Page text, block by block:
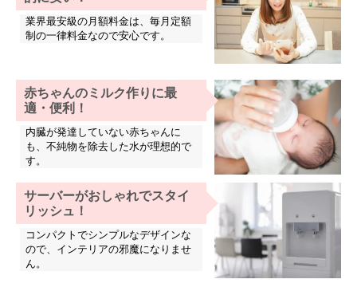
業界最安級の月額料金は、毎月定額
制の一律料金なので安心です。
赤ちゃんのミルク作りに最
適・便利！
内臓が発達していない赤ちゃんに
も、不純物を除去した水が理想的で
す。
サーバーがおしゃれでスタイ
リッシュ！
コンパクトでシンプルなデザインな
ので、インテリアの邪魔になりませ
ん。